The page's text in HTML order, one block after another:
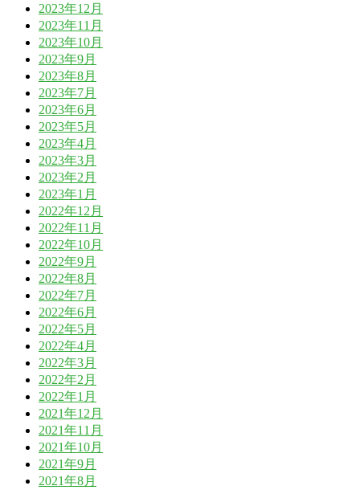
2023年12月
2023年11月
2023年10月
2023年9月
2023年8月
2023年7月
2023年6月
2023年5月
2023年4月
2023年3月
2023年2月
2023年1月
2022年12月
2022年11月
2022年10月
2022年9月
2022年8月
2022年7月
2022年6月
2022年5月
2022年4月
2022年3月
2022年2月
2022年1月
2021年12月
2021年11月
2021年10月
2021年9月
2021年8月